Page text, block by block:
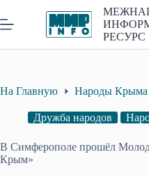
к
сути
РЕСУРС
На Главную Народы Крыма
Дружба народов
В Симферополе прошёл
Крым»